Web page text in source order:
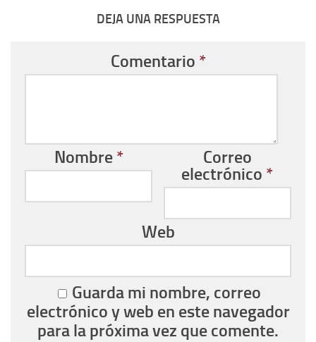
DEJA UNA RESPUESTA
Comentario *
Nombre *
Correo
electrónico *
Web
Guarda mi nombre, correo
electrónico y web en este navegador
para la próxima vez que comente.